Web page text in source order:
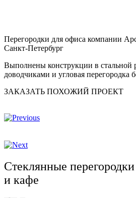
Перегородки для офиса компании
Санкт-Петербург
Выполнены конструкции в стальной
доводчиками и угловая перегородка
ЗАКАЗАТЬ ПОХОЖИЙ ПРОЕКТ
Стеклянные
и кафе